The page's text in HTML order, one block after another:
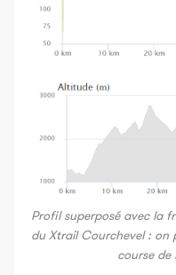
Profil superposé avec la
du Xtrail Courchevel : on
course de